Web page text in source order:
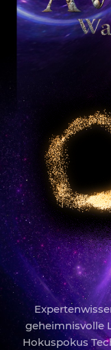
geheimnisvolle
Hokuspokus